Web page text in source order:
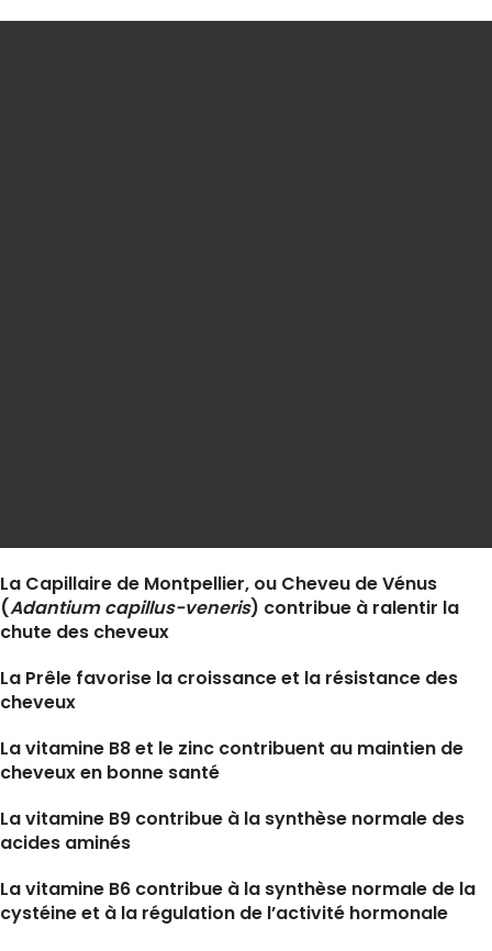
La Capillaire de Montpellier, ou Cheveu de Vénus
(Adantium capillus-veneris) contribue à ralentir la
chute des cheveux
La Prêle favorise la croissance et la résistance des
cheveux
La vitamine B8 et le zinc contribuent au maintien de
cheveux en bonne santé
La vitamine B9 contribue à la synthèse normale des
acides aminés
La vitamine B6 contribue à la synthèse normale de la
cystéine et à la régulation de l’activité hormonale